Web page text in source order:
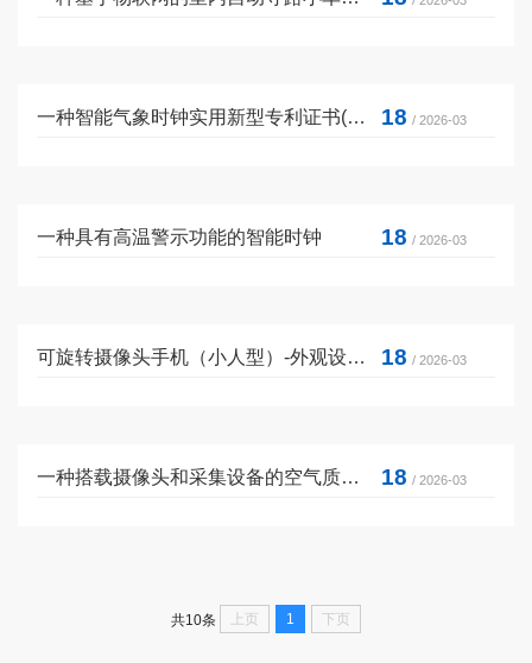
一种智能气象时钟实用新型专利证书(签章) 18 / 2026-03
一种具有高温警示功能的智能时钟 18 / 2026-03
可旋转摄像头手机（小人型）-外观设计专利证书 18 / 2026-03
一种搭载摄像头和采集设备的空气质量移动检测车 18 / 2026-03
共10条 上页 1 下页